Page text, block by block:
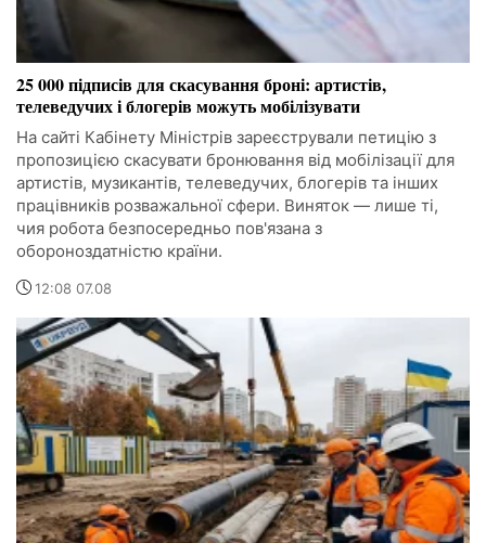
25 000 підписів для скасування броні: артистів,
телеведучих і блогерів можуть мобілізувати
На сайті Кабінету Міністрів зареєстрували петицію з
пропозицією скасувати бронювання від мобілізації для
артистів, музикантів, телеведучих, блогерів та інших
працівників розважальної сфери. Виняток — лише ті,
чия робота безпосередньо пов'язана з
обороноздатністю країни.
12:08 07.08